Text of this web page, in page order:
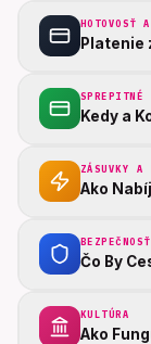
HOTOVOSŤ
Platenie
SPREPITNÉ
Kedy a
ZÁSUVKY A
Ako
BEZPEČNOSŤ
Čo By
KULTÚRA
Ako